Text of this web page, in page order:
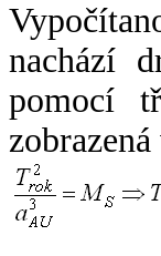
nachází
pomocí